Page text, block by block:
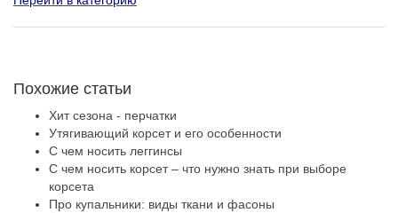
Похожие статьи
Хит сезона - перчатки
Утягивающий корсет и его особенности
С чем носить леггинсы
С чем носить корсет – что нужно знать при выборе
корсета
Про купальники: виды ткани и фасоны